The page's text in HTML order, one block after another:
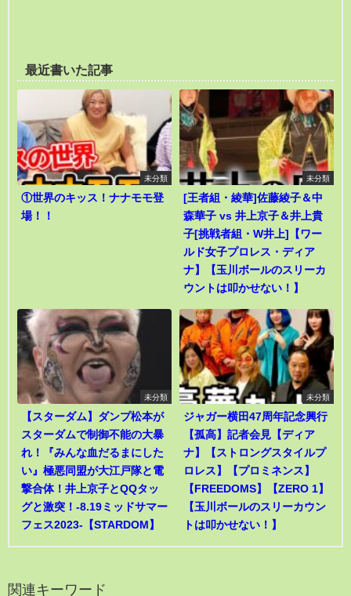
最近書いた記事
未分類
①世界のキッス！ナナモモ登
場！！
未分類
[王者組・綾華]佐藤綾子＆中
森華子 vs 井上京子＆井上貴
子[挑戦者組・W井上]【ワー
ルド女子プロレス・ディア
ナ】【玉川ボールのスリーカ
ウントは叩かせない！】
未分類
【スターダム】ダンプ松本が
スターダムで制御不能の大暴
れ！『みんな血だるまにした
い』極悪同盟が大江戸隊と電
撃合体！井上京子とQQタッ
グと激突！-8.19ミッドサマー
フェス2023-【STARDOM】
未分類
ジャガー横田47周年記念興行
【孤高】記者会見【ディア
ナ】【ストロングスタイルプ
ロレス】【プロミネンス】
【FREEDOMS】【ZERO 1】
【玉川ボールのスリーカウン
トは叩かせない！】
関連キーワード